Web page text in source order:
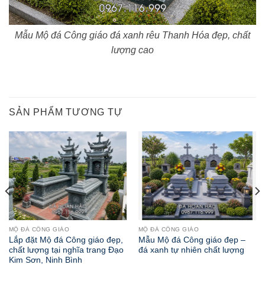
Mẫu Mộ đá Công giáo đá xanh rêu Thanh Hóa đẹp, chất
lượng cao
SẢN PHẨM TƯƠNG TỰ
MỘ ĐÁ CÔNG GIÁO
Lắp đặt Mộ đá Công giáo đẹp,
chất lượng tại nghĩa trang Đạo
Kim Sơn, Ninh Bình
MỘ ĐÁ CÔNG GIÁO
Mẫu Mộ đá Công giáo đẹp –
đá xanh tự nhiên chất lượng